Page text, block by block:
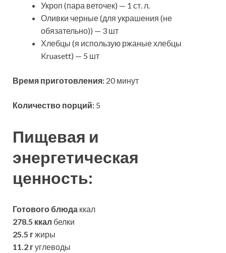
Укроп (пара веточек) — 1 ст. л.
Оливки черные (для украшения (не
обязательно)) — 3 шт
Хлебцы (я использую ржаные хлебцы
Kruasett) — 5 шт
Время приготовления: 20 минут
Количество порций: 5
Пищевая и
энергетическая
ценность:
Готового блюда ккал
278.5 ккал белки
25.5 гжиры
11.2 гуглеводы